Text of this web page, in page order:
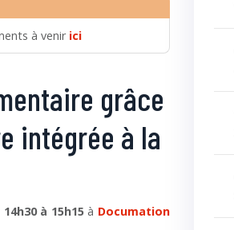
à venir ici
grâce
intégrée à la
à 15h15à Documation